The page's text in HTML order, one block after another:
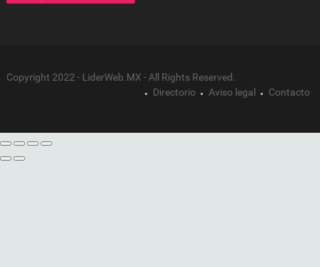
Copyright 2022 - LiderWeb.MX - All Rights Reserved.
Directorio
Aviso legal Contacto